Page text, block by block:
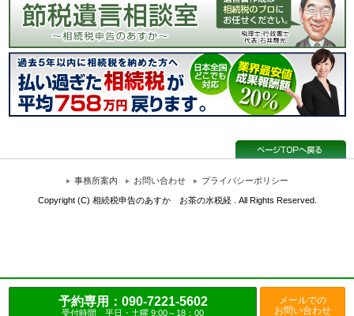
事務所案内 お問い合わせ プライバシーポリシー
Copyright (C) 相続税申告のあすか お茶の水税経 . All Rights Reserved.
予約専用：090-7221-5602
受付時間 平日・土曜 9:00～18：00
メールでの
お問い合わせ